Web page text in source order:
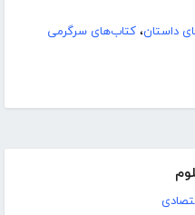
داستان، کتاب‌های سرگرمی